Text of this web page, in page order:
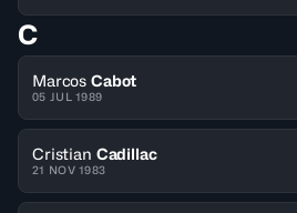
C
Marcos Cabot
05 JUL 1989
Cristian Cadillac
21 NOV 1983